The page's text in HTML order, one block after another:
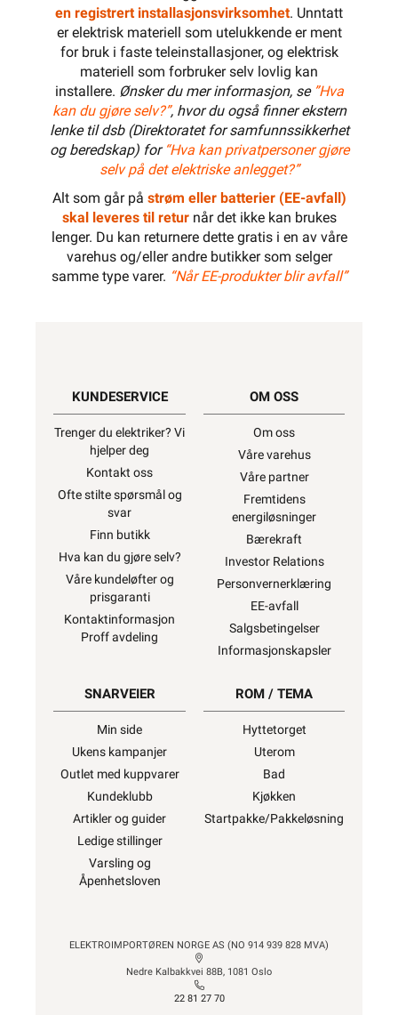
en registrert installasjonsvirksomhet. Unntatt
er elektrisk materiell som utelukkende er ment
for bruk i faste teleinstallasjoner, og elektrisk
materiell som forbruker selv lovlig kan
installere. Ønsker du mer informasjon, se ”Hva
kan du gjøre selv?”, hvor du også finner ekstern
lenke til dsb (Direktoratet for samfunnssikkerhet
og beredskap) for “Hva kan privatpersoner gjøre
selv på det elektriske anlegget?”
Alt som går på strøm eller batterier (EE-avfall)
skal leveres til returnår det ikke kan brukes
lenger. Du kan returnere dette gratis i en av våre
varehus og/eller andre butikker som selger
samme type varer. “Når EE-produkter blir avfall”
KUNDESERVICE
Trenger du elektriker? Vi
hjelper deg
Kontakt oss
Ofte stilte spørsmål og
svar
Finn butikk
Hva kan du gjøre selv?
Våre kundeløfter og
prisgaranti
Kontaktinformasjon
Proff avdeling
OM OSS
Om oss
Våre varehus
Våre partner
Fremtidens
energiløsninger
Bærekraft
Investor Relations
Personvernerklæring
EE-avfall
Salgsbetingelser
Informasjonskapsler
SNARVEIER
Min side
Ukens kampanjer
Outlet med kuppvarer
Kundeklubb
Artikler og guider
Ledige stillinger
Varsling og
Åpenhetsloven
ROM / TEMA
Hyttetorget
Uterom
Bad
Kjøkken
Startpakke/Pakkeløsning
ELEKTROIMPORTØREN NORGE AS (NO 914 939 828 MVA)
Nedre Kalbakkvei 88B, 1081 Oslo
22 81 27 70